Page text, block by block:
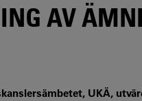
AV
UKÄ,